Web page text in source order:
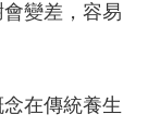
變差，容易
在傳統養生